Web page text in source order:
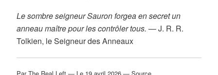
Le sombre seigneur Sauron forgea en secret un
anneau maître pour les contrôler tous. — J. R. R.
Tolkien, le Seigneur des Anneaux